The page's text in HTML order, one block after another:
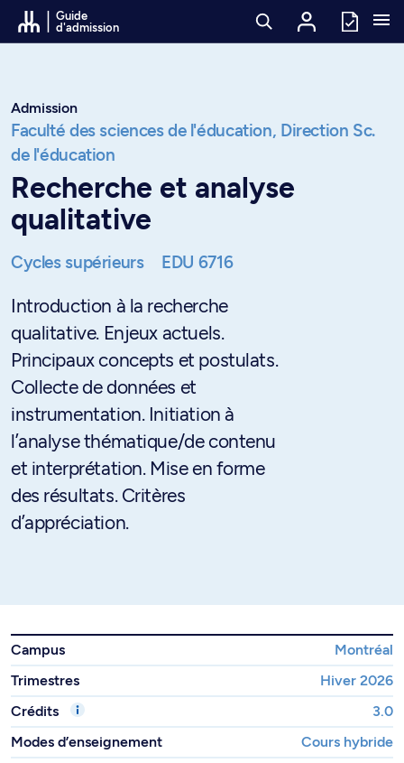
Passer au contenu
Guide
d'admission
Admission
Faculté des sciences de l'éducation, Direction Sc.
de l'éducation
Recherche et analyse
qualitative
Cycles supérieurs EDU 6716
Introduction à la recherche
qualitative. Enjeux actuels.
Principaux concepts et postulats.
Collecte de données et
instrumentation. Initiation à
l’analyse thématique/de contenu
et interprétation. Mise en forme
des résultats. Critères
d’appréciation.
Campus
Montréal
Trimestres
Hiver 2026
Crédits
3.0
Modes d’enseignement
Cours hybride